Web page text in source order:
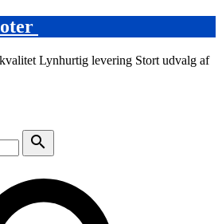
Lynhurtig levering Stort udvalg af
search